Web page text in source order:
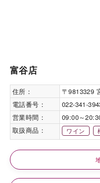
富谷店
住所：
〒9813329
電話番号：
022-341-
営業時間：
09:00～
取扱商品：
ワイン